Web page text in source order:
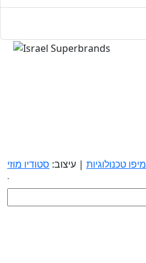
מיפו טכנולוגיות | עיצוב: סטודיו מוזי
.